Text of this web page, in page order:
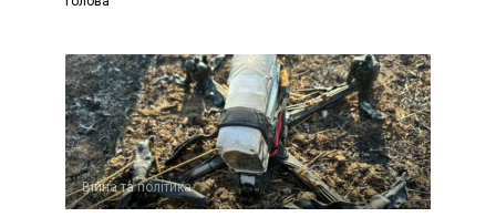
Війна та політика